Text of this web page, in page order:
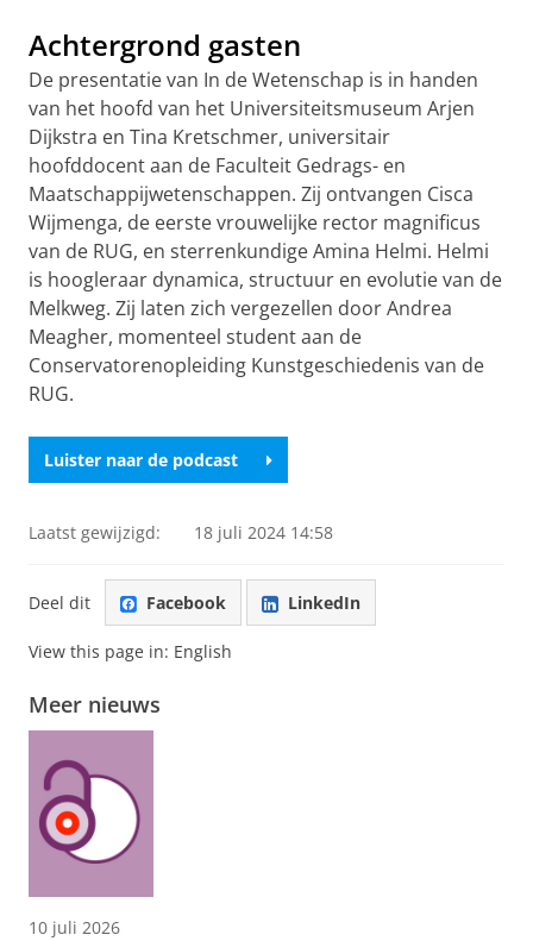
Achtergrond gasten
De presentatie van In de Wetenschap is in handen
van het hoofd van het Universiteitsmuseum Arjen
Dijkstra en Tina Kretschmer, universitair
hoofddocent aan de Faculteit Gedrags- en
Maatschappijwetenschappen. Zij ontvangen Cisca
Wijmenga, de eerste vrouwelijke rector magnificus
van de RUG, en sterrenkundige Amina Helmi. Helmi
is hoogleraar dynamica, structuur en evolutie van de
Melkweg. Zij laten zich vergezellen door Andrea
Meagher, momenteel student aan de
Conservatorenopleiding Kunstgeschiedenis van de
RUG.
Luister naar de podcast
Laatst gewijzigd: 18 juli 2024 14:58
Deel dit Facebook LinkedIn
View this page in: English
Meer nieuws
10 juli 2026